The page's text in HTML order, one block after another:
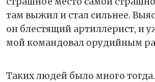
там выжил и стал сильнее.
он блестящий артиллерист, и
мой командовал орудийным
Таких людей было много